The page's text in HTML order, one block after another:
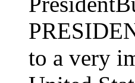
to a very